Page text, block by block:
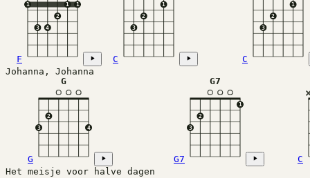
F
1
3 4
2
1 1
C
3
2
1
C
3
2
1
Johanna, Johanna
G
G
3
2
4
G7
G7
3
2
1
C
Het meisje voor halve dagen